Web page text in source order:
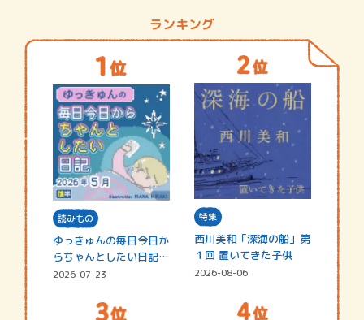
ランキング
読みもの
ゆっきゅんの毎日今日か
らちゃんとしたい日記
☆202…
2026-07-23
特集
西川美和「深海の船」第
１回 置いてきた子供
2026-08-06